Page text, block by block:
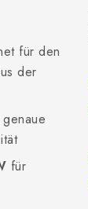
für den
der
für